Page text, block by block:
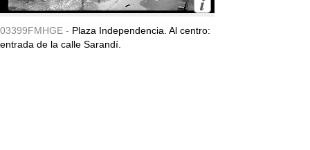
03399FMHGE - Plaza Independencia. Al centro:
entrada de la calle Sarandí.